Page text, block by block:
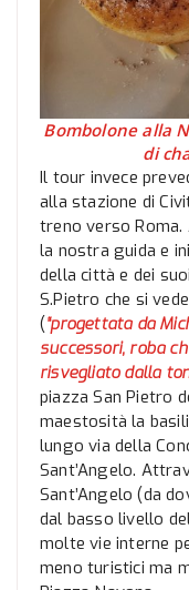
Bombolone alla
di
Il tour invece
alla stazione di
treno verso Roma.
la nostra guida e
della città e dei
S.Pietro che si
(“progettata da
successori, roba
risvegliato dalla
piazza San Pietro
maestosità la
lungo via della
Sant’Angelo.
Sant’Angelo (da
dal basso livello
molte vie interne
meno turistici ma